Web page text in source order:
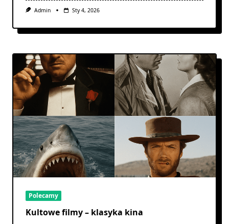
Admin Sty 4, 2026
Polecamy
Kultowe filmy – klasyka kina